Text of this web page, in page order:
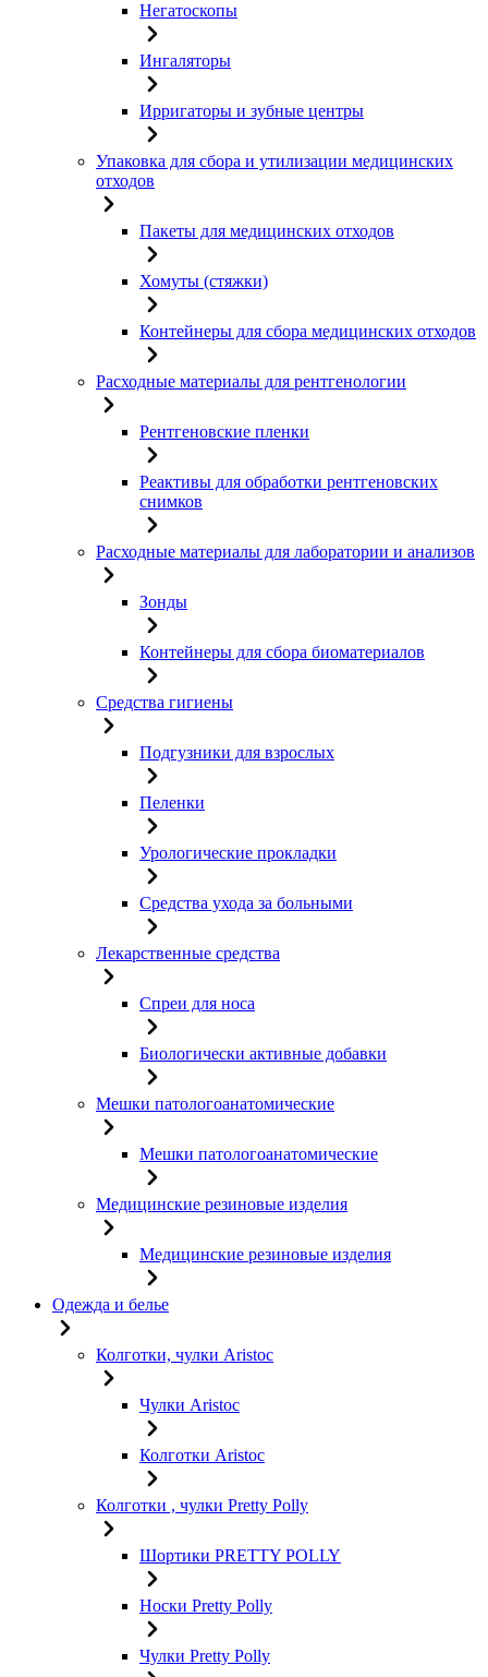
Негатоскопы
Ингаляторы
Ирригаторы и зубные центры
Упаковка для сбора и утилизации медицинских
отходов
Пакеты для медицинских отходов
Хомуты (стяжки)
Контейнеры для сбора медицинских отходов
Расходные материалы для рентгенологии
Рентгеновские пленки
Реактивы для обработки рентгеновских
снимков
Расходные материалы для лаборатории и анализов
Зонды
Контейнеры для сбора биоматериалов
Средства гигиены
Подгузники для взрослых
Пеленки
Урологические прокладки
Средства ухода за больными
Лекарственные средства
Спреи для носа
Биологически активные добавки
Мешки патологоанатомические
Мешки патологоанатомические
Медицинские резиновые изделия
Медицинские резиновые изделия
Одежда и белье
Колготки, чулки Aristoc
Чулки Aristoc
Колготки Aristoc
Колготки , чулки Pretty Polly
Шортики PRETTY POLLY
Носки Pretty Polly
Чулки Pretty Polly